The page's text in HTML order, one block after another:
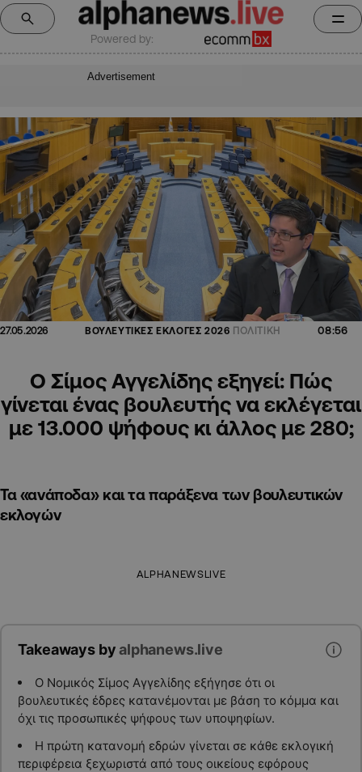
Powered by:
Advertisement
27.05.2026 ΒΟΥΛΕΥΤΙΚΕΣ ΕΚΛΟΓΕΣ 2026 ΠΟΛΙΤΙΚΗ 08:56
Ο Σίμος Αγγελίδης εξηγεί: Πώς
γίνεται ένας βουλευτής να εκλέγεται
με 13.000 ψήφους κι άλλος με 280;
Τα «ανάποδα» και τα παράξενα των βουλευτικών
εκλογών
ALPHANEWSLIVE
Takeaways byalphanews.live
Ο Νομικός Σίμος Αγγελίδης εξήγησε ότι οι
βουλευτικές έδρες κατανέμονται με βάση το κόμμα και
όχι τις προσωπικές ψήφους των υποψηφίων.
Η πρώτη κατανομή εδρών γίνεται σε κάθε εκλογική
περιφέρεια ξεχωριστά από τους οικείους εφόρους